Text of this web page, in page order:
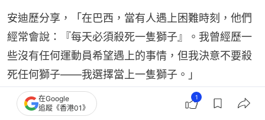
安迪歷分享，「在巴西，當有人遇上困難時刻，他們
經常會說：『每天必須殺死一隻獅子』。我曾經歷一
些沒有任何運動員希望遇上的事情，但我決意不要殺
死任何獅子——我選擇當上一隻獅子。」
在Google
追蹤《香港01》
1